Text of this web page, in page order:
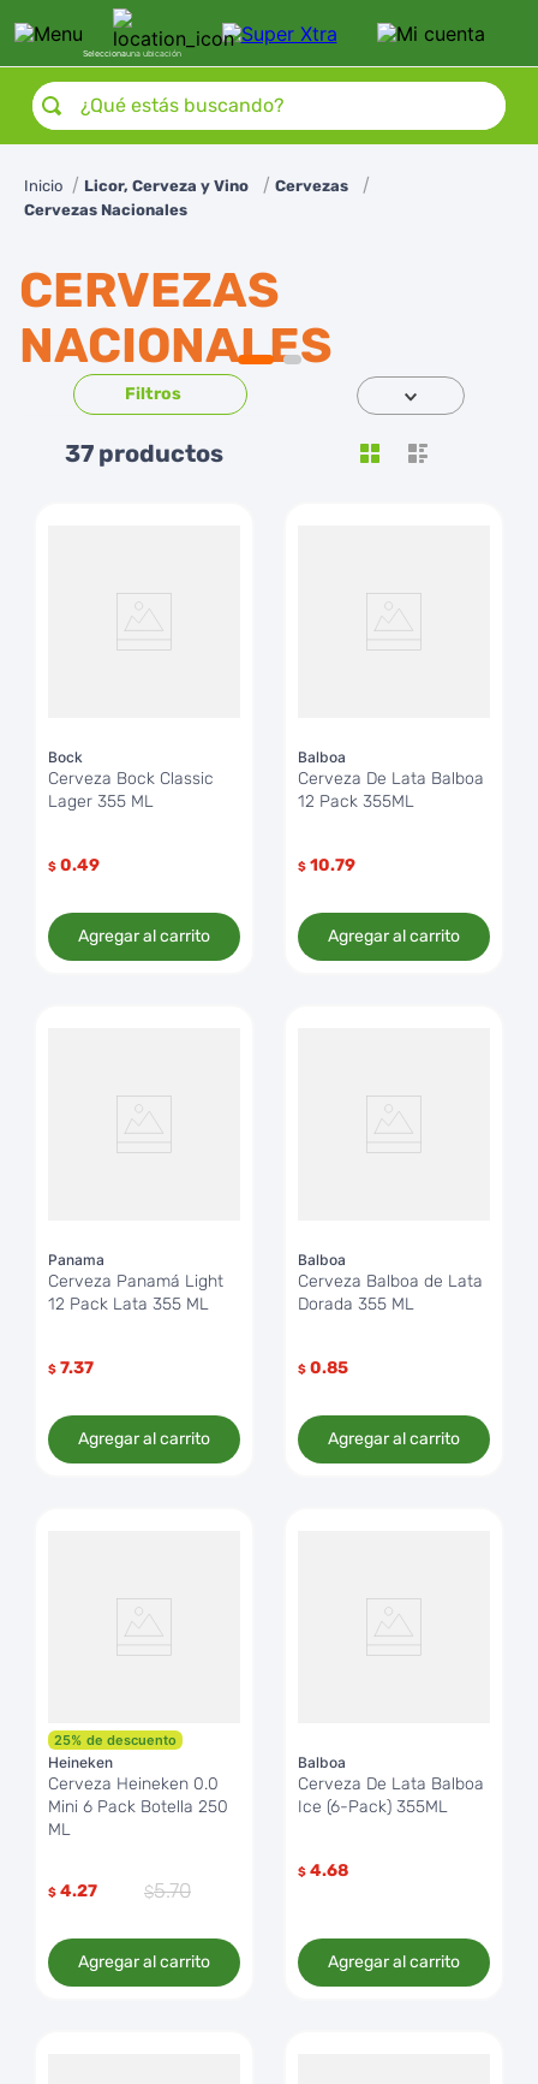
Seleccionauna ubicación
¿Qué estás buscando?
Licor, Cerveza y Vino
Cervezas
Cervezas Nacionales
CERVEZAS
NACIONALES
37 productos
Bock
Cerveza Bock Classic
Lager 355 ML
$ 0.49
Agregar al carrito
Balboa
Cerveza De Lata Balboa
12 Pack 355ML
$ 10.79
Agregar al carrito
Panama
Cerveza Panamá Light
12 Pack Lata 355 ML
$ 7.37
Agregar al carrito
Balboa
Cerveza Balboa de Lata
Dorada 355 ML
$ 0.85
Agregar al carrito
25% de descuento
Heineken
Cerveza Heineken 0.0
Mini 6 Pack Botella 250
ML
$ 4.27 5.70
Agregar al carrito
Balboa
Cerveza De Lata Balboa
Ice (6-Pack) 355ML
$ 4.68
Agregar al carrito